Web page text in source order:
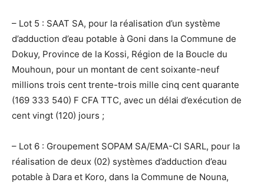
– Lot 5 : SAAT SA, pour la réalisation d’un système
d’adduction d’eau potable à Goni dans la Commune de
Dokuy, Province de la Kossi, Région de la Boucle du
Mouhoun, pour un montant de cent soixante-neuf
millions trois cent trente-trois mille cinq cent quarante
(169 333 540) F CFA TTC, avec un délai d’exécution de
cent vingt (120) jours ;
– Lot 6 : Groupement SOPAM SA/EMA-CI SARL, pour la
réalisation de deux (02) systèmes d’adduction d’eau
potable à Dara et Koro, dans la Commune de Nouna,